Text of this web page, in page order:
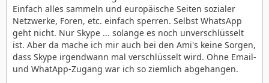
Einfach alles sammeln und europäische Seiten sozialer
Netzwerke, Foren, etc. einfach sperren. Selbst WhatsApp
geht nicht. Nur Skype ... solange es noch unverschlüsselt
ist. Aber da mache ich mir auch bei den Ami's keine Sorgen,
dass Skype irgendwann mal verschlüsselt wird. Ohne Email-
und WhatApp-Zugang war ich so ziemlich abgehangen.